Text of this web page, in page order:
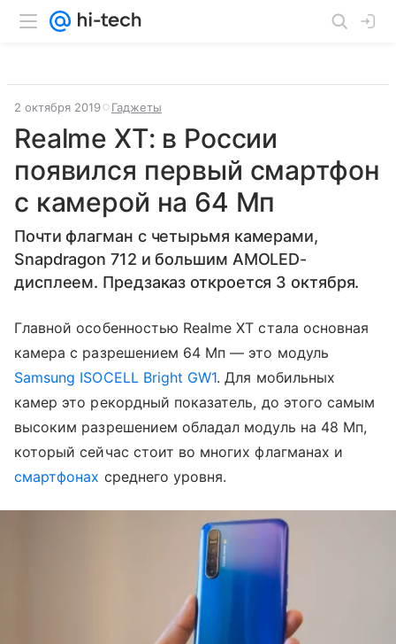
2 октября 2019 Гаджеты
Realme XT: в России
появился первый смартфон
с камерой на 64 Мп
Почти флагман с четырьмя камерами,
Snapdragon 712 и большим AMOLED-
дисплеем. Предзаказ откроется 3 октября.
Главной особенностью Realme XT стала основная
камера с разрешением 64 Мп — это модуль
Samsung ISOCELL Bright GW1. Для мобильных
камер это рекордный показатель, до этого самым
высоким разрешением обладал модуль на 48 Мп,
который сейчас стоит во многих флагманах и
смартфонах среднего уровня.